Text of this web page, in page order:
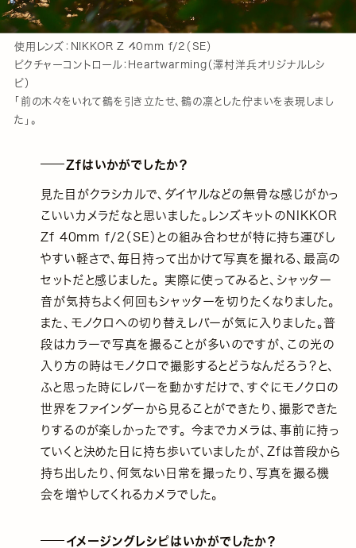
使用レンズ：NIKKOR Z 40mm f/2（SE）
ピクチャーコントロール：Heartwarming（澤村洋兵オリジナルレシ
ピ）
「前の木々をいれて鶴を引き立たせ、鶴の凛とした佇まいを表現しまし
た」。
Zfはいかがでしたか？
見た目がクラシカルで、ダイヤルなどの無骨な感じがかっ
こいいカメラだなと思いました。レンズキットのNIKKOR
Zf 40mm f/2（SE）との組み合わせが特に持ち運びし
やすい軽さで、毎日持って出かけて写真を撮れる、最高の
セットだと感じました。 実際に使ってみると、シャッター
音が気持ちよく何回もシャッターを切りたくなりました。
また、モノクロへの切り替えレバーが気に入りました。普
段はカラーで写真を撮ることが多いのですが、この光の
入り方の時はモノクロで撮影するとどうなんだろう？と、
ふと思った時にレバーを動かすだけで、すぐにモノクロの
世界をファインダーから見ることができたり、撮影できた
りするのが楽しかったです。 今までカメラは、事前に持っ
ていくと決めた日に持ち歩いていましたが、Zfは普段から
持ち出したり、何気ない日常を撮ったり、写真を撮る機
会を増やしてくれるカメラでした。
イメージングレシピはいかがでしたか？